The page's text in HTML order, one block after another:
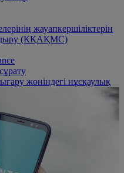
жауапкершіліктерін
(КҚАҚМС)
жөніндегі нұсқаулық